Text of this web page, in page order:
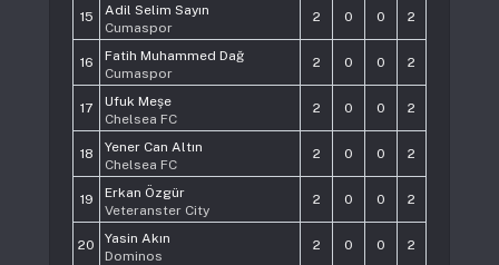
15
Adil Selim Sayın
Cumaspor
2 0 0 2
16
Fatih Muhammed Dağ
Cumaspor
2 0 0 2
17
Ufuk Meşe
Chelsea FC
2 0 0 2
18
Yener Can Altın
Chelsea FC
2 0 0 2
19
Erkan Özgür
Veteranster City
2 0 0 2
20
Yasin Akın
Dominos
2 0 0 2